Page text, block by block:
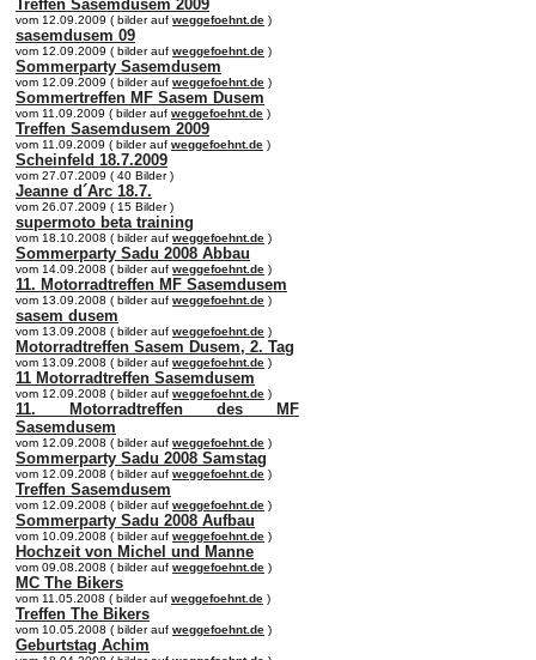
Treffen Sasemdusem 2009
vom 12.09.2009 ( bilder auf weggefoehnt.de )
sasemdusem 09
vom 12.09.2009 ( bilder auf weggefoehnt.de )
Sommerparty Sasemdusem
vom 12.09.2009 ( bilder auf weggefoehnt.de )
Sommertreffen MF Sasem Dusem
vom 11.09.2009 ( bilder auf weggefoehnt.de )
Treffen Sasemdusem 2009
vom 11.09.2009 ( bilder auf weggefoehnt.de )
Scheinfeld 18.7.2009
vom 27.07.2009 ( 40 Bilder )
Jeanne d´Arc 18.7.
vom 26.07.2009 ( 15 Bilder )
supermoto beta training
vom 18.10.2008 ( bilder auf weggefoehnt.de )
Sommerparty Sadu 2008 Abbau
vom 14.09.2008 ( bilder auf weggefoehnt.de )
11. Motorradtreffen MF Sasemdusem
vom 13.09.2008 ( bilder auf weggefoehnt.de )
sasem dusem
vom 13.09.2008 ( bilder auf weggefoehnt.de )
Motorradtreffen Sasem Dusem, 2. Tag
vom 13.09.2008 ( bilder auf weggefoehnt.de )
11 Motorradtreffen Sasemdusem
vom 12.09.2008 ( bilder auf weggefoehnt.de )
11. Motorradtreffen des MF
Sasemdusem
vom 12.09.2008 ( bilder auf weggefoehnt.de )
Sommerparty Sadu 2008 Samstag
vom 12.09.2008 ( bilder auf weggefoehnt.de )
Treffen Sasemdusem
vom 12.09.2008 ( bilder auf weggefoehnt.de )
Sommerparty Sadu 2008 Aufbau
vom 10.09.2008 ( bilder auf weggefoehnt.de )
Hochzeit von Michel und Manne
vom 09.08.2008 ( bilder auf weggefoehnt.de )
MC The Bikers
vom 11.05.2008 ( bilder auf weggefoehnt.de )
Treffen The Bikers
vom 10.05.2008 ( bilder auf weggefoehnt.de )
Geburtstag Achim